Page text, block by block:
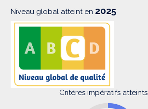
Niveau global atteint en 2025
Critères impératifs atteints